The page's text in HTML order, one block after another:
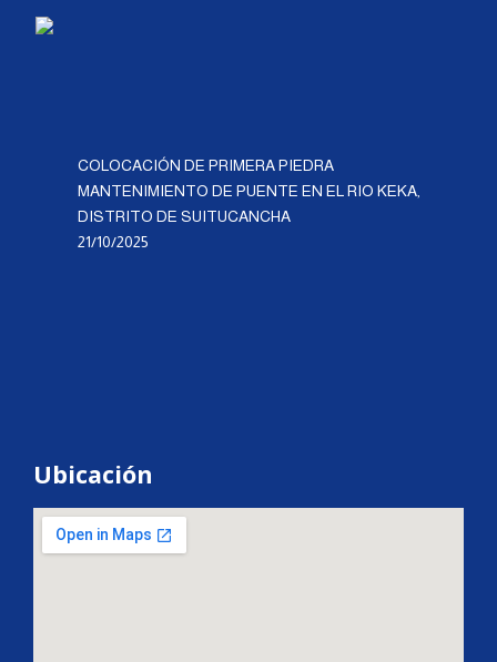
COLOCACIÓN DE PRIMERA PIEDRA
MANTENIMIENTO DE PUENTE EN EL RIO KEKA,
DISTRITO DE SUITUCANCHA
21/10/2025
Ubicación